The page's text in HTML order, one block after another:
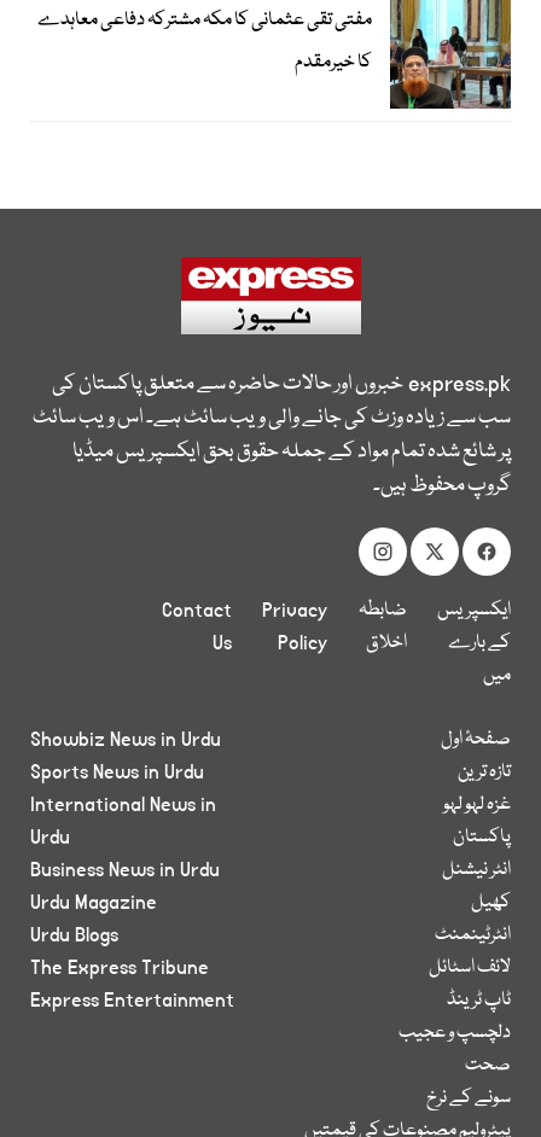
مفتی تقی عثمانی کا مکہ مشترکہ دفاعی معاہدے
کا خیرمقدم
express.pkخبروں اور حالات حاضرہ سے متعلق پاکستان کی
سب سے زیادہ وزٹ کی جانے والی ویب سائٹ ہے۔ اس ویب سائٹ
پر شائع شدہ تمام مواد کے جملہ حقوق بحق ایکسپریس میڈیا
گروپ محفوظ ہیں۔
ایکسپریس
کے بارے
میں
ضابطہ
اخلاق
Privacy
Policy
Contact
Us
صفحۂ اول
تازہ ترین
غزہ لہو لہو
پاکستان
انٹر نیشنل
کھیل
انٹرٹینمنٹ
لائف اسٹائل
ٹاپ ٹرینڈ
دلچسپ و عجیب
صحت
سونے کے نرخ
پیٹرولیم مصنوعات کی قیمتیں
Showbiz News in Urdu
Sports News in Urdu
International News in
Urdu
Business News in Urdu
Urdu Magazine
Urdu Blogs
The Express Tribune
Express Entertainment